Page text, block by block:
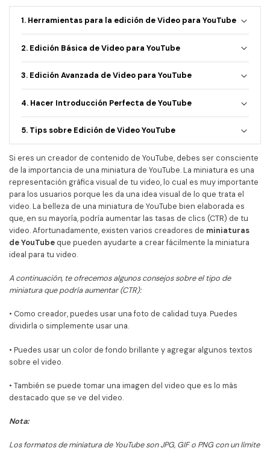
• Añadir Emojis
Videos de Redes Sociales
• Youtube Video
• TikTok Video
• Instagram Video
• Facebook Video
Más Recursos
1. Herramientas para la edición de Video para YouTube
2. Edición Básica de Video para YouTube
3. Edición Avanzada de Video para YouTube
4. Hacer Introducción Perfecta de YouTube
5. Tips sobre Edición de Video YouTube
Si eres un creador de contenido de YouTube, debes ser consciente
de la importancia de una miniatura de YouTube. La miniatura es una
representación gráfica visual de tu video, lo cual es muy importante
para los usuarios porque les da una idea visual de lo que trata el
video. La belleza de una miniatura de YouTube bien elaborada es
que, en su mayoría, podría aumentar las tasas de clics (CTR) de tu
video. Afortunadamente, existen varios creadores de miniaturas
de YouTube que pueden ayudarte a crear fácilmente la miniatura
ideal para tu video.
A continuación, te ofrecemos algunos consejos sobre el tipo de
miniatura que podría aumentar (CTR):
• Como creador, puedes usar una foto de calidad tuya. Puedes
dividirla o simplemente usar una.
• Puedes usar un color de fondo brillante y agregar algunos textos
sobre el video.
• También se puede tomar una imagen del video que es lo más
destacado que se ve del video.
Nota:
Los formatos de miniatura de YouTube son JPG, GIF o PNG con un límite